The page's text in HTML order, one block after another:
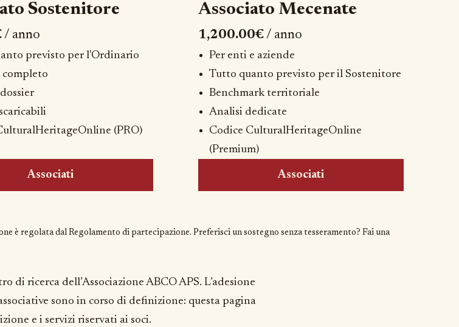
Sostenitore
/ anno
previsto per l'Ordinario
(PRO)
Associati
Associato Mecenate
1,200.00€/ anno
Per enti e aziende
Tutto quanto previsto per il Sostenitore
Benchmark territoriale
Analisi dedicate
Codice CulturalHeritageOnline
(Premium)
Associati
è regolata dal Regolamento di partecipazione. Preferisci un sostegno senza tesseramento? Fai una
di ricerca dell’Associazione ABCO APS. L’adesione
sono in corso di definizione: questa pagina
e i servizi riservati ai soci.